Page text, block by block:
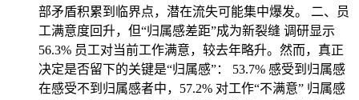
部矛盾积累到临界点，潜在流失可能集中爆发。 二、员
工满意度回升，但“归属感差距”成为新裂缝 调研显示
56.3% 员工对当前工作满意，较去年略升。然而，真正
决定是否留下的关键是“归属感”： 53.7% 感受到归属感
在感受不到归属感者中，57.2% 对工作“不满意” 归属感